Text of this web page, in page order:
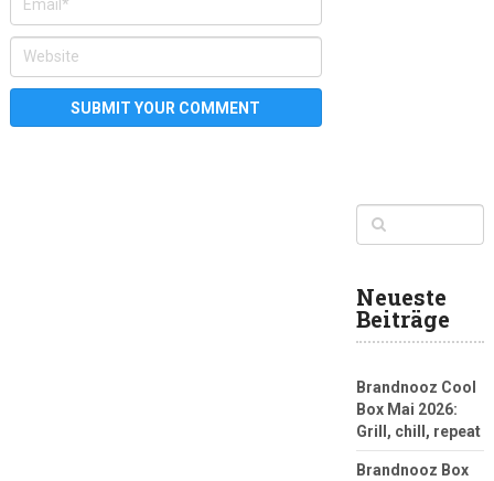
Neueste
Beiträge
Brandnooz Cool
Box Mai 2026:
Grill, chill, repeat
Brandnooz Box